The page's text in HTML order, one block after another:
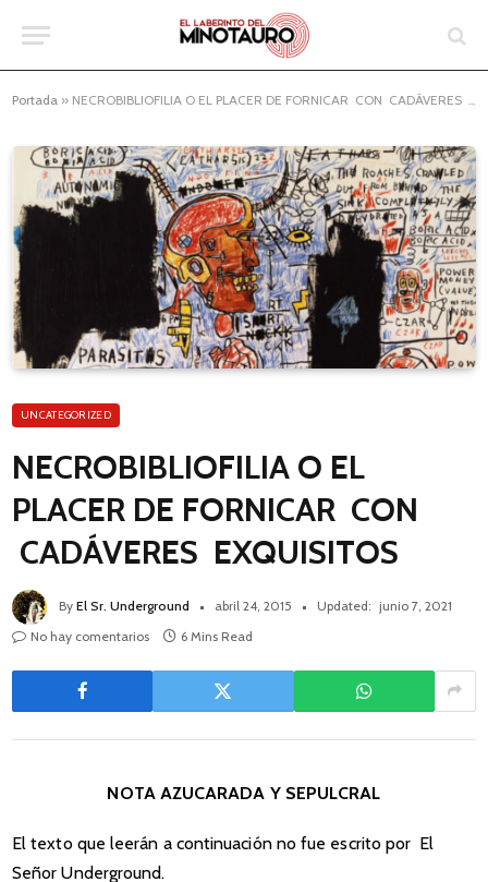
Portada » NECROBIBLIOFILIA O EL PLACER DE FORNICAR CON CADÁVERES EXQUISITOS
UNCATEGORIZED
NECROBIBLIOFILIA O EL
PLACER DE FORNICAR CON
CADÁVERES EXQUISITOS
By El Sr. Underground abril 24, 2015 Updated: junio 7, 2021
No hay comentarios
6 Mins Read
NOTA AZUCARADA Y SEPULCRAL
El texto que leerán a continuación no fue escrito por El
Señor Underground.